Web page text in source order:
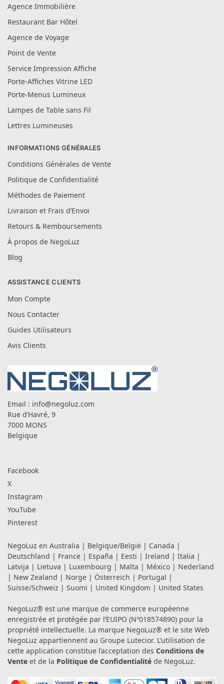
Agence Immobilière
Restaurant Bar Hôtel
Agence de Voyage
Point de Vente
Service Impression Affiche
Porte-Affiches Vitrine LED
Porte-Menus Lumineux
Lampes de Table sans Fil
Lettres Lumineuses
INFORMATIONS GÉNÉRALES
Conditions Générales de Vente
Politique de Confidentialité
Méthodes de Paiement
Livraison et Frais d’Envoi
Retours & Remboursements
À propos de NegoLuz
Blog
ASSISTANCE CLIENTS
Mon Compte
Nous Contacter
Guides Utilisateurs
Avis Clients
Email : info@negoluz.com
Rue d’Havré, 9
7000 MONS
Belgique
Facebook
X
Instagram
YouTube
Pinterest
NegoLuz en Australia | Belgique/België | Canada |
Deutschland | France | España | Eesti | Ireland | Italia |
Latvija | Lietuva | Luxembourg | Malta | México | Nederland
| New Zealand | Norge | Österreich | Portugal |
Suisse/Schweiz | Suomi | United Kingdom | United States
NegoLuz® est une marque de commerce européenne
enregistrée et protégée par l’EUIPO (Nº018574890) pour la
propriété intellectuelle. La marque NegoLuz® et le site Web
NegoLuz appartiennent au Groupe Lutecior. L’utilisation de
cette application constitue l’acceptation des Conditions de
Vente et de la Politique de Confidentialité de NegoLuz.